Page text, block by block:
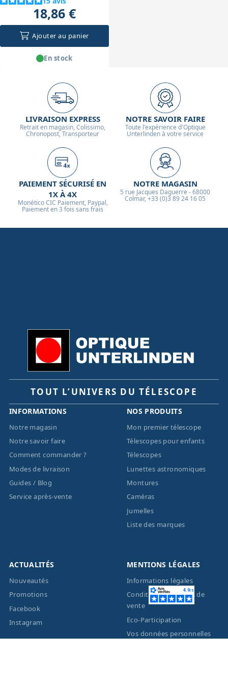
18,86 €
Ajouter au panier
En stock
LIVRAISON EXPRESS
Retrait en magasin, Colissimo,
Chronopost, Transporteur
NOTRE SAVOIR FAIRE
Toute l'expérience d'Optique
Unterlinden à votre service
PAIEMENT SÉCURISÉ EN
1X À 4X
Monético CIC Paiement, Paypal,
Paiement en 3 fois sans frais
NOTRE MAGASIN
5 rue Jacques Daguerre - 68000
Colmar, +33 (0)3 89 24 16 05
TOUT L’UNIVERS DU TÉLESCOPE
INFORMATIONS
Notre magasin
Notre savoir faire
Comment commander ?
Modes de livraison
Guides / Blog
Service après-vente
NOS PRODUITS
Mon premier télescope
Télescopes pour enfants
Télescopes
Lunettes astronomiques
Montures
Caméras
Jumelles
Liste des marques
ACTUALITÉS
Nouveautés
Promotions
Facebook
Instagram
MENTIONS LÉGALES
Informations légales
Conditions générales de
vente
Eco-Participation
Vos données personnelles